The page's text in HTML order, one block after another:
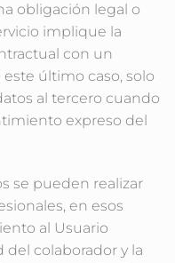
obligación legal o
implique la
con un
último caso, solo
al tercero cuando
expreso del
se pueden realizar
en esos
al Usuario
colaborador y la